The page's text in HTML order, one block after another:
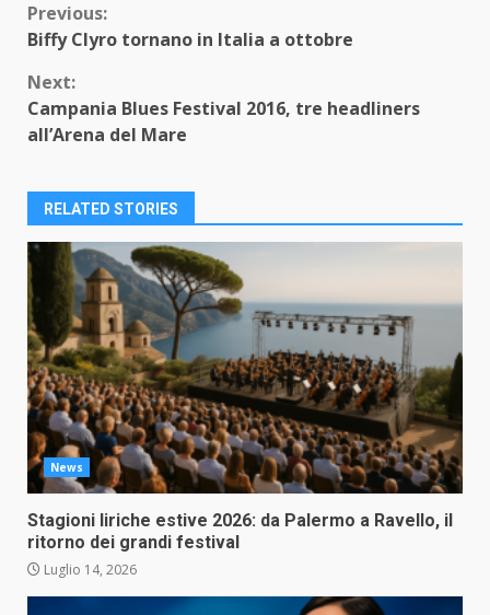
Continue
Reading
Previous:
Biffy Clyro tornano in Italia a ottobre
Next:
Campania Blues Festival 2016, tre headliners
all’Arena del Mare
RELATED STORIES
News
Stagioni liriche estive 2026: da Palermo a Ravello, il
ritorno dei grandi festival
Luglio 14, 2026